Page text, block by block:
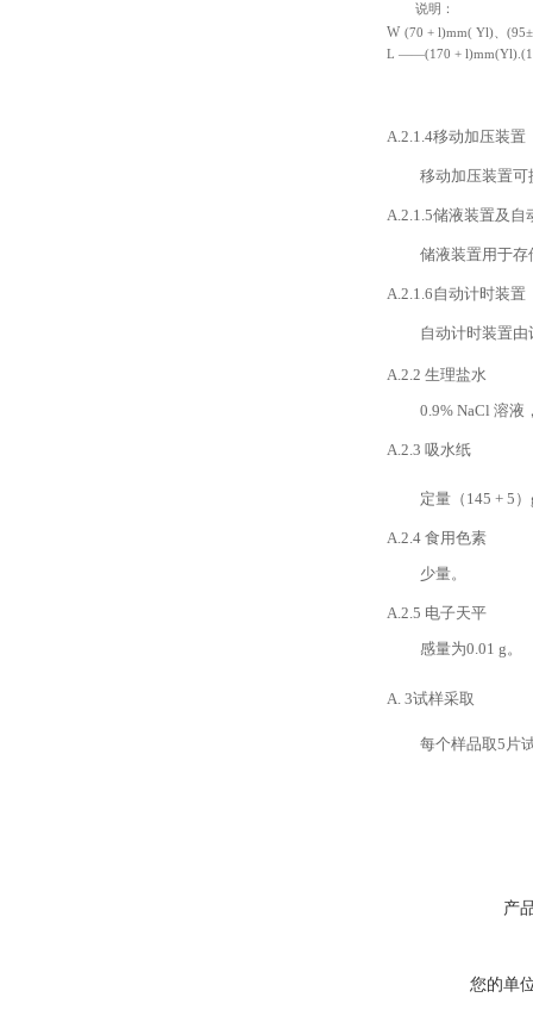
说明：
W (70 + l)mm( Yl) (
L ——(170 +
A.2.1.4移动加压装置
移动加压装置可
A.2.1.5储液装置及自
储液装置用于
A.2.1.6自动计时装置
自动计时装置
A.2.2 生理盐水
0.9% NaCl 溶液
A.2.3 吸水纸
定量 （ 145 + 5
A.2.4 食用色素
少量。
A.2.5 电子天平
感量为0.01 g 。
A. 3试样采取
每个样品取5 片
产
您的单